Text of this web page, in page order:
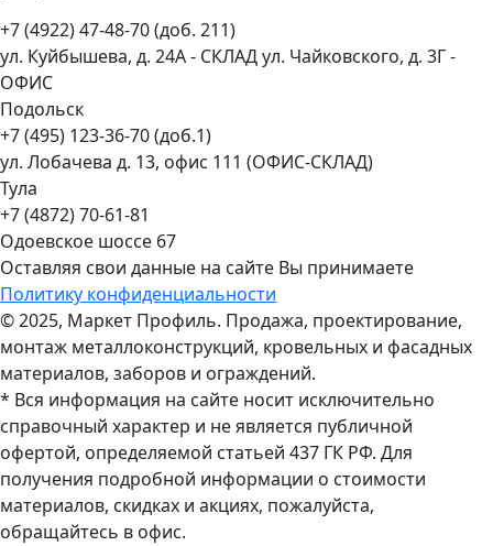
+7 (4922) 47-48-70 (доб. 211)
ул. Куйбышева, д. 24А - СКЛАД ул. Чайковского, д. 3Г -
ОФИС
Подольск
+7 (495) 123-36-70 (доб.1)
ул. Лобачева д. 13, офис 111 (ОФИС-СКЛАД)
Тула
+7 (4872) 70-61-81
Одоевское шоссе 67
Оставляя свои данные на сайте Вы принимаете
Политику конфиденциальности
© 2025, Маркет Профиль. Продажа, проектирование,
монтаж металлоконструкций, кровельных и фасадных
материалов, заборов и ограждений.
* Вся информация на сайте носит исключительно
справочный характер и не является публичной
офертой, определяемой статьей 437 ГК РФ. Для
получения подробной информации о стоимости
материалов, скидках и акциях, пожалуйста,
обращайтесь в офис.